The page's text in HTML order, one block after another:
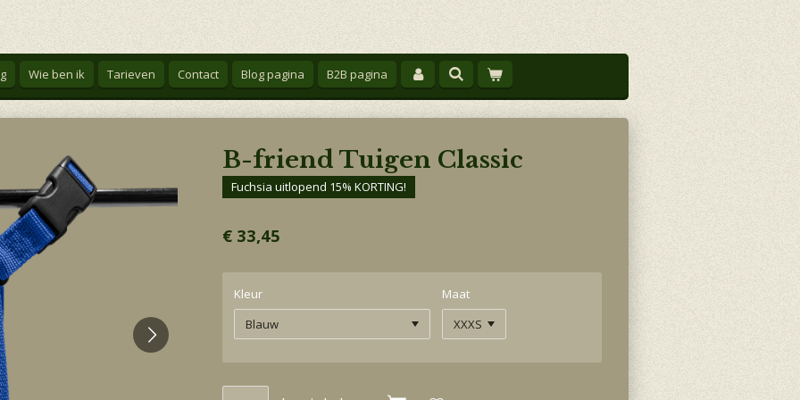
Wie ben ik Tarieven Contact Blog pagina B2B pagina
B-friend Tuigen Classic
Fuchsia uitlopend 15% KORTING!
€ 33,45
Kleur Maat